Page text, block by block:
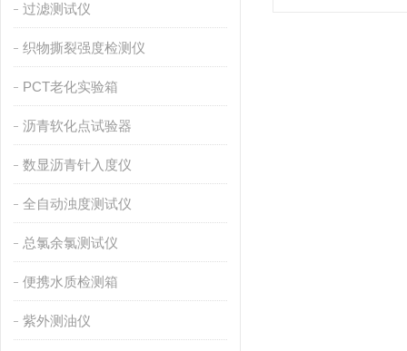
过滤测试仪
织物撕裂强度检测仪
PCT老化实验箱
沥青软化点试验器
数显沥青针入度仪
全自动浊度测试仪
总氯余氯测试仪
便携水质检测箱
紫外测油仪